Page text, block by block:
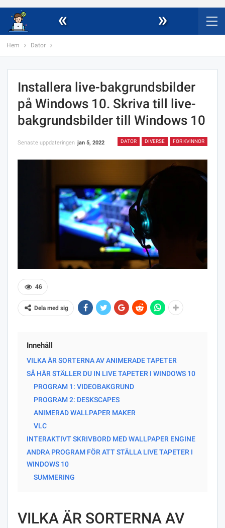
« »
Hem Dator
Installera live-bakgrundsbilder
på Windows 10. Skriva till live-
bakgrundsbilder till Windows 10
DATOR DIVERSE FÖR KVINNOR
Senaste uppdateringen jan 5, 2022
46
Dela med sig
Innehåll
VILKA ÄR SORTERNA AV ANIMERADE TAPETER
SÅ HÄR STÄLLER DU IN LIVE TAPETER I WINDOWS 10
PROGRAM 1: VIDEOBAKGRUND
PROGRAM 2: DESKSCAPES
ANIMERAD WALLPAPER MAKER
VLC
INTERAKTIVT SKRIVBORD MED WALLPAPER ENGINE
ANDRA PROGRAM FÖR ATT STÄLLA LIVE TAPETER I
WINDOWS 10
SUMMERING
VILKA ÄR SORTERNA AV